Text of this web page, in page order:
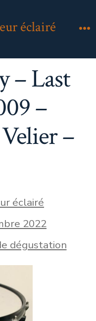
éclairé
– Last
–
–
éclairé
2022
dégustation